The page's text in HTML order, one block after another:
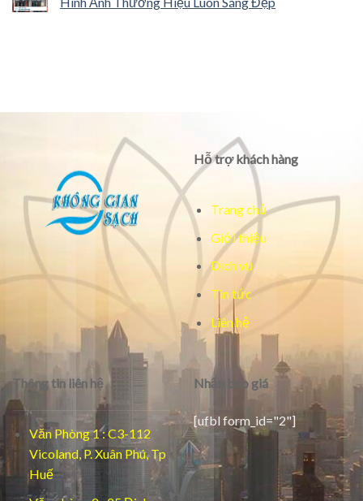
Hỗ trợ khách hàng
Trang chủ
Giới thiệu
Dịch vụ
Tin tức
Liên hệ
Thông tin liên hệ
Văn Phòng 1 : C3-112
Vicoland, P. Xuân Phú, Tp
Huế
Nhận báo giá
[ufbl form_id="2"]